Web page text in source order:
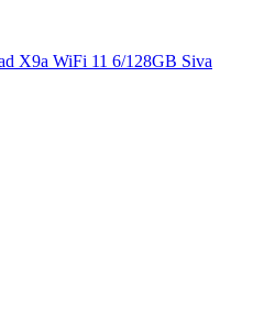
X9a WiFi 11 6/128GB Siva